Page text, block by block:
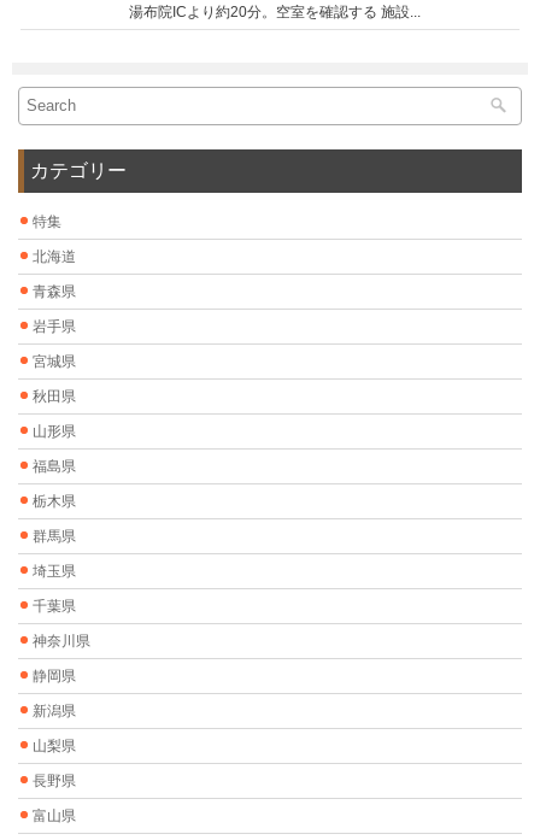
湯布院ICより約20分。空室を確認する 施設...
カテゴリー
特集
北海道
青森県
岩手県
宮城県
秋田県
山形県
福島県
栃木県
群馬県
埼玉県
千葉県
神奈川県
静岡県
新潟県
山梨県
長野県
富山県